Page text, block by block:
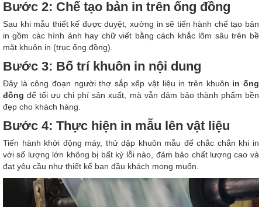
Bước 2: Chế tạo bản in trên ống đồng
Sau khi mẫu thiết kế được duyệt, xưởng in sẽ tiến hành chế tạo bản
in gồm các hình ảnh hay chữ viết bằng cách khắc lõm sâu trên bề
mặt khuôn in (trục ống đồng).
Bước 3: Bố trí khuôn in nội dung
Đây là công đoạn người thợ sắp xếp vật liệu in trên khuôn in ống
đồng để tối ưu chi phí sản xuất, mà vẫn đảm bảo thành phẩm bền
đẹp cho khách hàng.
Bước 4: Thực hiện in mẫu lên vật liệu
Tiến hành khởi động máy, thử dập khuôn mẫu để chắc chắn khi in
với số lượng lớn không bị bất kỳ lỗi nào, đảm bảo chất lượng cao và
đạt yêu cầu như thiết kế ban đầu khách mong muốn.